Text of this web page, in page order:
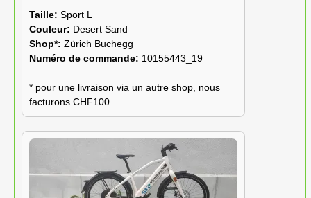
Taille: Sport L
Couleur: Desert Sand
Shop*: Zürich Buchegg
Numéro de commande: 10155443_19
* pour une livraison via un autre shop, nous
facturons CHF100